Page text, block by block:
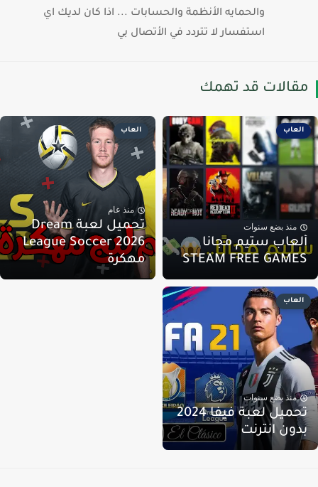
والحمايه الأنظمة والحسابات ... اذا كان لديك اي
استفسار لا تتردد في الأتصال بي
قد تهمك
العاب
منذ بضع سنوات
ستيم مجانا
STEAM FREE
العاب
منذ عام
تحميل لعبة Dream
League Soccer 2026
مهكرة
العاب
منذ بضع سنوات
تحميل لعبة فيفا 2024
انترنت